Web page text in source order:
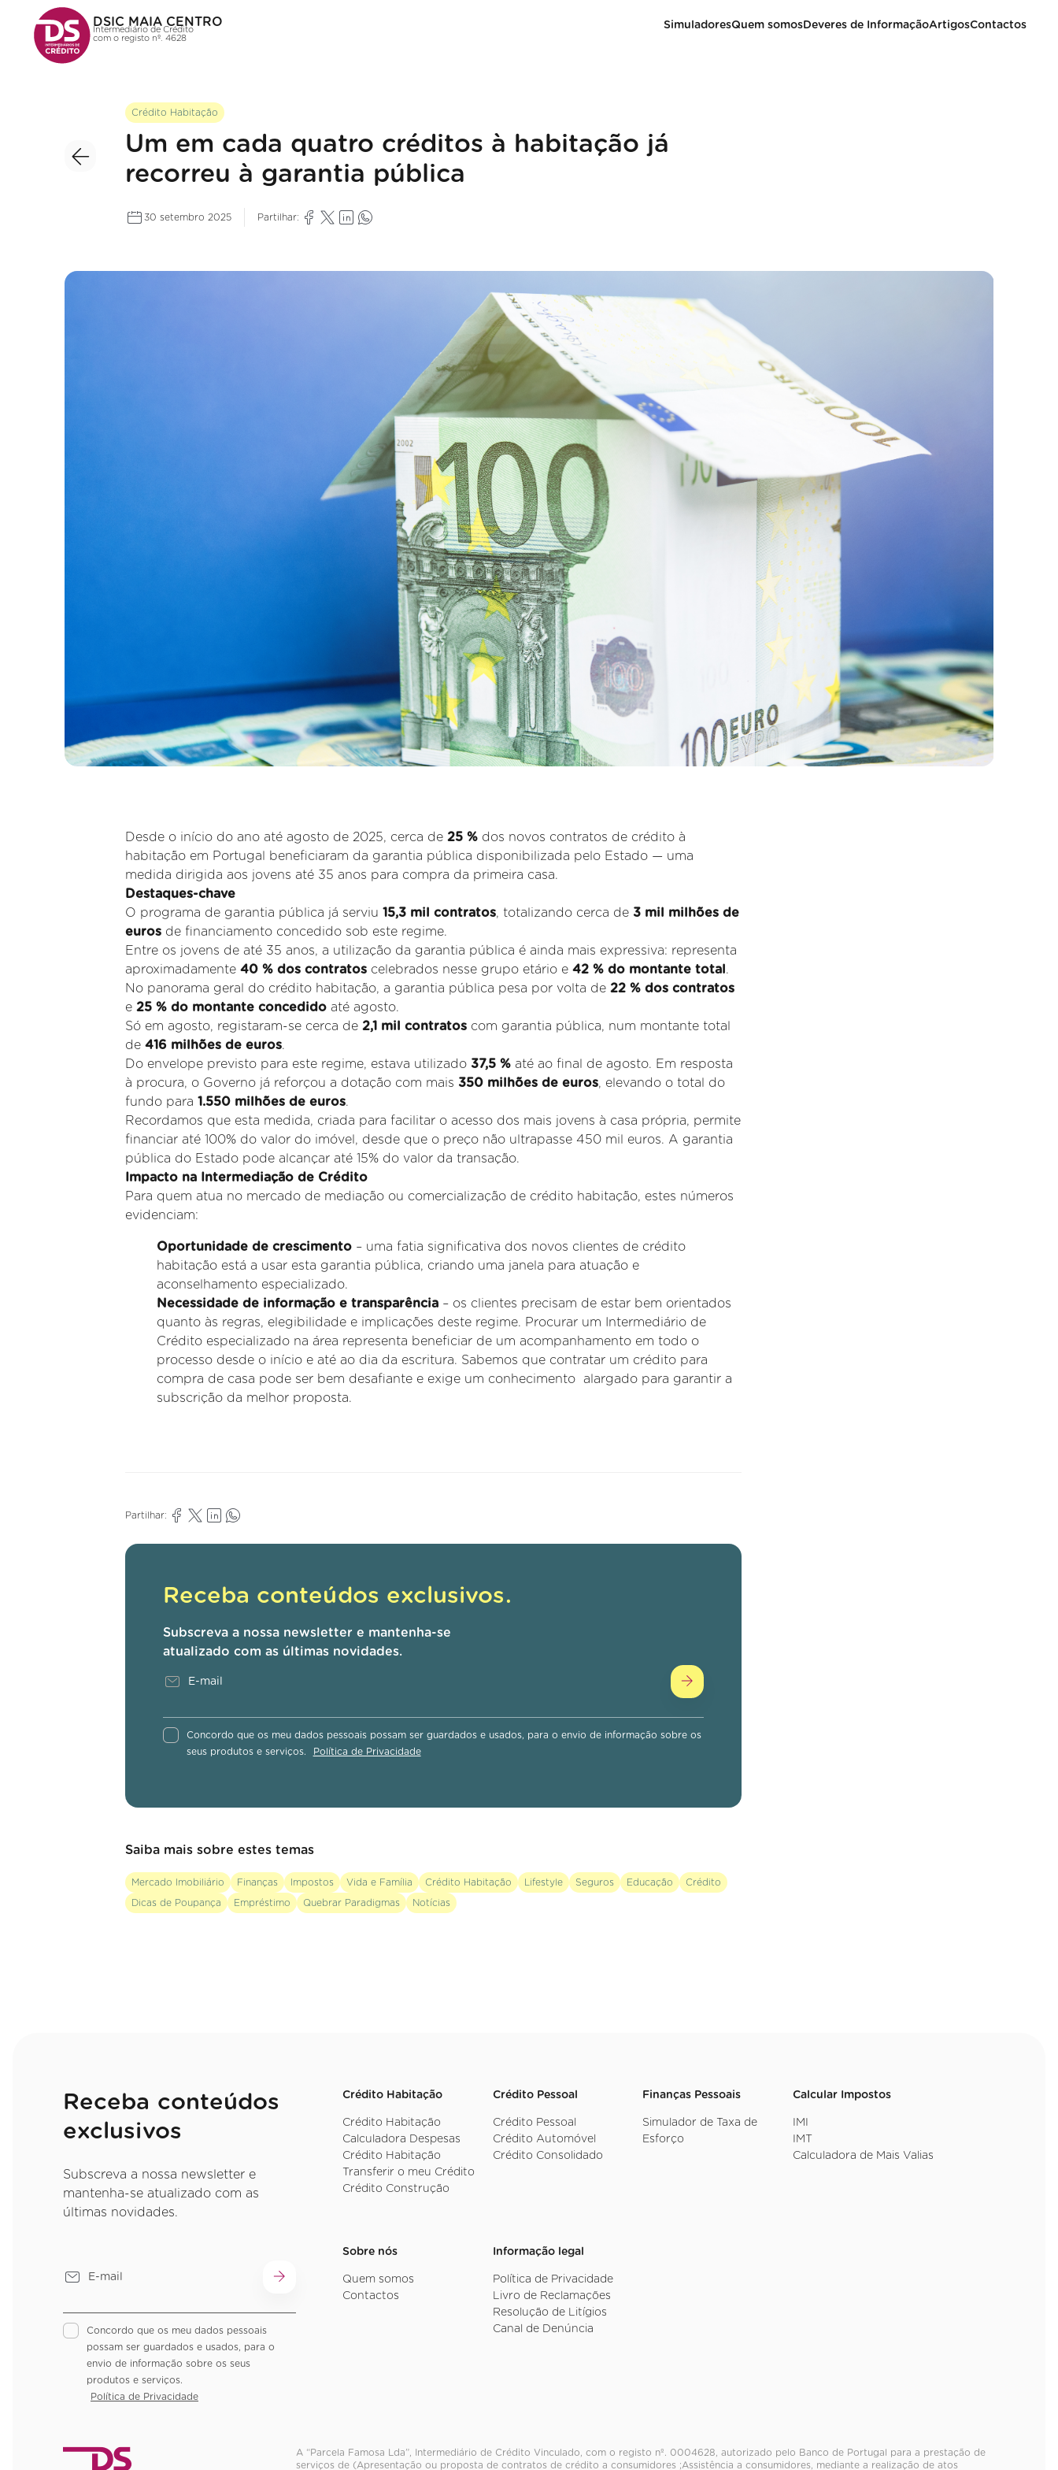
DSIC MAIA CENTRO
Intermediário de Crédito
com o registo nº. 4628
SimuladoresQuem somosDeveres de InformaçãoArtigosContactos
Crédito Habitação
Um em cada quatro créditos à habitação já
recorreu à garantia pública
30 setembro 2025 Partilhar:
Desde o início do ano até agosto de 2025, cerca de 25 %dos novos contratos de crédito à
habitação em Portugal beneficiaram da garantia pública disponibilizada pelo Estado — uma
medida dirigida aos jovens até 35 anos para compra da primeira casa.
Destaques-chave
O programa de garantia pública já serviu 15,3 mil contratos, totalizando cerca de 3 mil milhões de
eurosde financiamento concedido sob este regime.
Entre os jovens de até 35 anos, a utilização da garantia pública é ainda mais expressiva: representa
aproximadamente 40 % dos contratoscelebrados nesse grupo etário e 42 % do montante total .
No panorama geral do crédito habitação, a garantia pública pesa por volta de 22 % dos contratos
e 25 % do montante concedidoaté agosto.
Só em agosto, registaram-se cerca de 2,1 mil contratoscom garantia pública, num montante total
de 416 milhões de euros.
Do envelope previsto para este regime, estava utilizado 37,5 %até ao final de agosto. Em resposta
à procura, o Governo já reforçou a dotação com mais 350 milhões de euros, elevando o total do
fundo para 1.550 milhões de euros.
Recordamos que esta medida, criada para facilitar o acesso dos mais jovens à casa própria, permite
financiar até 100% do valor do imóvel, desde que o preço não ultrapasse 450 mil euros. A garantia
pública do Estado pode alcançar até 15% do valor da transação.
Impacto na Intermediação de Crédito
Para quem atua no mercado de mediação ou comercialização de crédito habitação, estes números
evidenciam:
Oportunidade de crescimento– uma fatia significativa dos novos clientes de crédito
habitação está a usar esta garantia pública, criando uma janela para atuação e
aconselhamento especializado.
Necessidade de informação e transparência– os clientes precisam de estar bem orientados
quanto às regras, elegibilidade e implicações deste regime. Procurar um Intermediário de
Crédito especializado na área representa beneficiar de um acompanhamento em todo o
processo desde o início e até ao dia da escritura. Sabemos que contratar um crédito para
compra de casa pode ser bem desafiante e exige um conhecimento alargado para garantir a
subscrição da melhor proposta.
Partilhar:
Receba conteúdos exclusivos.
Subscreva a nossa newsletter e mantenha-se
atualizado com as últimas novidades.
Concordo que os meu dados pessoais possam ser guardados e usados, para o envio de informação sobre os
seus produtos e serviços.
Política de Privacidade
Saiba mais sobre estes temas
Mercado Imobiliário Finanças Impostos Vida e Família Crédito Habitação Lifestyle Seguros Educação Crédito
Dicas de Poupança Empréstimo Quebrar Paradigmas Notícias
Receba conteúdos
exclusivos
Subscreva a nossa newsletter e
mantenha-se atualizado com as
últimas novidades.
Concordo que os meu dados pessoais
possam ser guardados e usados, para o
envio de informação sobre os seus
produtos e serviços.
Política de Privacidade
Crédito Habitação
Crédito Habitação
Calculadora Despesas
Crédito Habitação
Transferir o meu Crédito
Crédito Construção
Crédito Pessoal
Crédito Pessoal
Crédito Automóvel
Crédito Consolidado
Finanças Pessoais
Simulador de Taxa de
Esforço
Calcular Impostos
IMI
IMT
Calculadora de Mais Valias
Sobre nós
Quem somos
Contactos
Informação legal
Política de Privacidade
Livro de Reclamações
Resolução de Litígios
Canal de Denúncia
A “Parcela Famosa Lda”, Intermediário de Crédito Vinculado, com o registo nº. 0004628, autorizado pelo Banco de Portugal para a prestação de
serviços de (Apresentação ou proposta de contratos de crédito a consumidores ;Assistência a consumidores, mediante a realização de atos